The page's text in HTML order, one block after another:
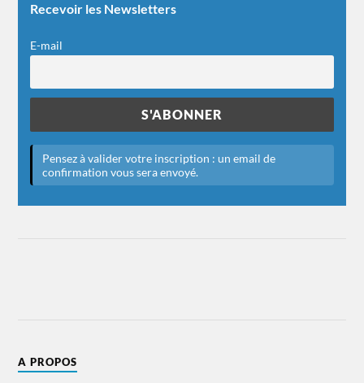
Recevoir les Newsletters
E-mail
A PROPOS